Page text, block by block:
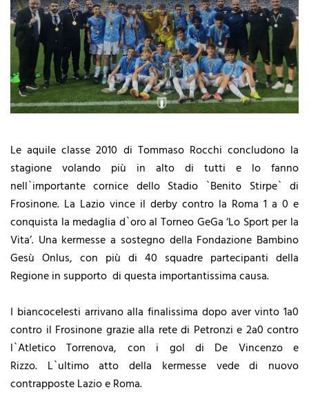
Le aquile classe 2010 di Tommaso Rocchi concludono la
stagione volando più in alto di tutti e lo fanno
nell`importante cornice dello Stadio `Benito Stirpe` di
Frosinone. La Lazio vince il derby contro la Roma 1 a 0 e
conquista la medaglia d`oro al Torneo GeGa ‘Lo Sport per la
Vita’. Una kermesse a sostegno della Fondazione Bambino
Gesù Onlus, con più di 40 squadre partecipanti della
Regione in supporto di questa importantissima causa.
I biancocelesti arrivano alla finalissima dopo aver vinto 1a0
contro il Frosinone grazie alla rete di Petronzi e 2a0 contro
l`Atletico Torrenova, con i gol di De Vincenzo e
Rizzo. L`ultimo atto della kermesse vede di nuovo
contrapposte Lazio e Roma.